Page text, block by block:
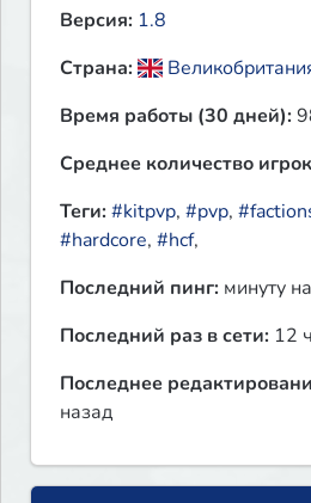
Версия: 1.8
Страна:
Время работы (30 дней):
Среднее количество
Теги:#kitpvp, #pvp,
#hardcore, #hcf,
Последний пинг: минуту
Последний раз в сети: 12
Последнее
назад